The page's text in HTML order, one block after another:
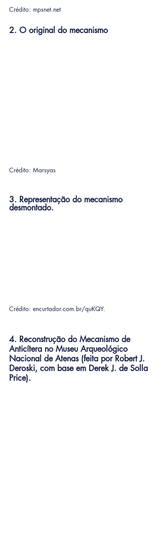
Crédito: mpsnet.net
2. O original do mecanismo
Crédito: Marsyas
3. Representação do mecanismo
desmontado.
Crédito: encurtador.com.br/quKQY.
4. Reconstrução do Mecanismo de
Anticítera no Museu Arqueológico
Nacional de Atenas (feita por Robert J.
Deroski, com base em Derek J. de Solla
Price).